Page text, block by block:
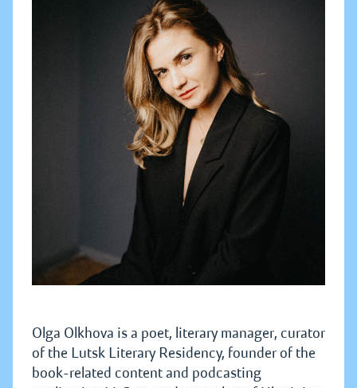
Olga Olkhova is a poet, literary manager, curator
of the Lutsk Literary Residency, founder of the
book-related content and podcasting